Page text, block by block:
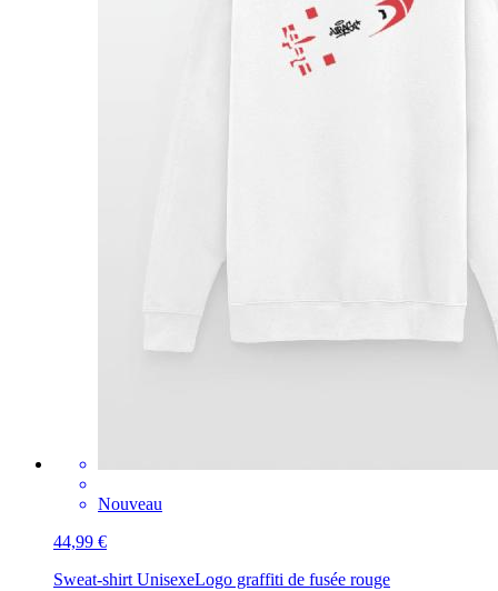
Nouveau
44,99 €
Sweat-shirt UnisexeLogo graffiti de fusée rouge